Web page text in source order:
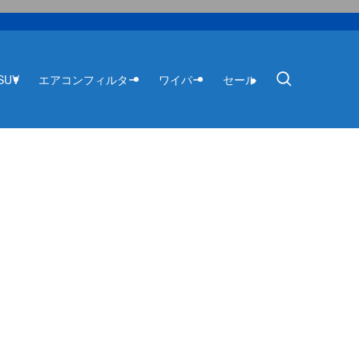
エアコンフィルター ワイパー セール